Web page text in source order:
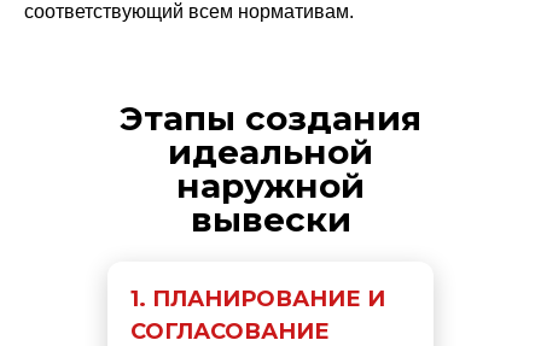
соответствующий всем нормативам.
Этапы создания
идеальной
наружной
вывески
1. ПЛАНИРОВАНИЕ И
СОГЛАСОВАНИЕ